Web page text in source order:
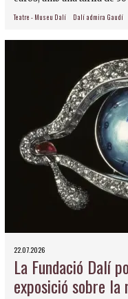
Teatre - Museu Dalí Dalí admira Gaudí
22.07.2026
La Fundació Dalí
exposició sobre